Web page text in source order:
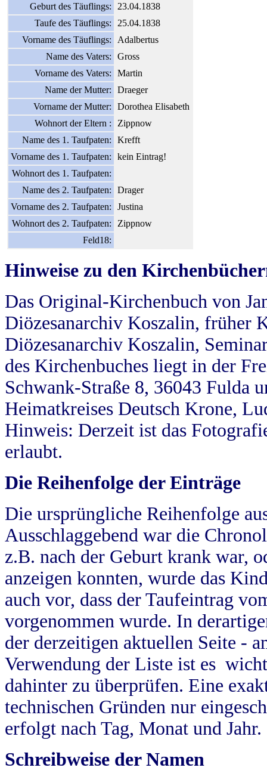
Geburt des Täuflings:
23.04.1838
Taufe des Täuflings:
25.04.1838
Vorname des Täuflings:
Adalbertus
Name des Vaters:
Gross
Vorname des Vaters:
Martin
Name der Mutter:
Draeger
Vorname der Mutter:
Dorothea Elisabeth
Wohnort der Eltern :
Zippnow
Name des 1. Taufpaten:
Krefft
Vorname des 1. Taufpaten:
kein Eintrag!
Wohnort des 1. Taufpaten:
Name des 2. Taufpaten:
Drager
Vorname des 2. Taufpaten:
Justina
Wohnort des 2. Taufpaten:
Zippnow
Feld18:
Hinweise zu den
Das Original-Kirchenbuch von
Diözesanarchiv Koszalin, früher
Diözesanarchiv Koszalin,
des Kirchenbuches liegt in der
Schwank-Straße 8, 36043 Fulda
Heimatkreises Deutsch Krone,
Hinweis: Derzeit ist das
erlaubt.
Die Reihenfolge der Einträge
Die ursprüngliche Reihenfolge
Ausschlaggebend war die
z.B. nach der Geburt krank war,
anzeigen konnten, wurde das
auch vor, dass der Taufeintrag
vorgenommen wurde. In
der derzeitigen aktuellen Seite -
Verwendung der Liste ist es
dahinter zu überprüfen. Eine
technischen Gründen nur
erfolgt nach Tag, Monat und Jahr.
Schreibweise der Namen